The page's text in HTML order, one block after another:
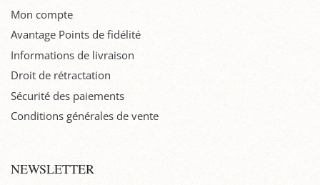
Mon compte
Avantage Points de fidélité
Informations de livraison
Droit de rétractation
Sécurité des paiements
Conditions générales de vente
NEWSLETTER